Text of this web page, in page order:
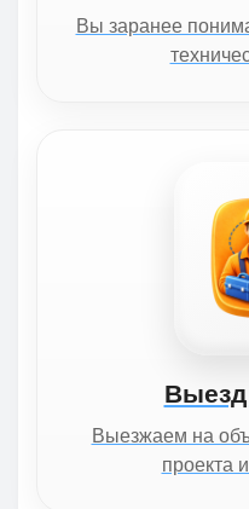
Вы заранее
Выезжаем на
проекта